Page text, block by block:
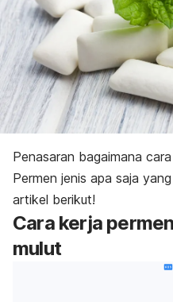
Penasaran bagaimana
Permen jenis apa saja
artikel berikut!
Cara kerja
mulut